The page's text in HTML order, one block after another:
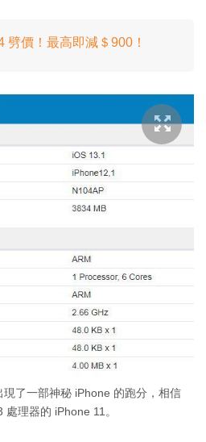
劈價！最高即減＄900！
了一部神秘 iPhone 的跑分，相信
處理器的 iPhone 11。